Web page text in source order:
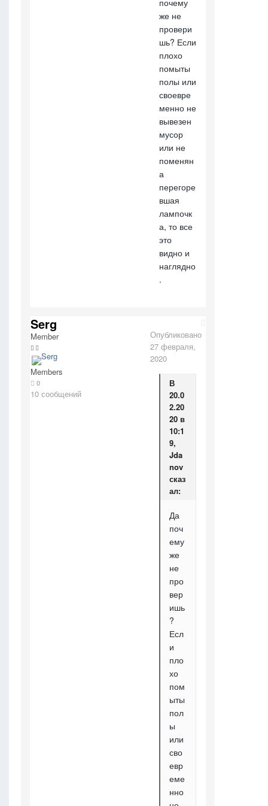
почему
же не
провери
шь? Если
плохо
помыты
полы или
своевре
менно не
вывезен
мусор
или не
поменян
а
перегоре
вшая
лампочк
а, то все
это
видно и
наглядно
.
Serg
Member
Members
0
10 сообщений
Опубликовано
27 февраля,
2020
В
20.0
2.20
20 в
10:1
9,
Jda
nov
сказ
ал:
Да
поч
ему
же
не
про
вер
ишь
?
Есл
и
пло
хо
пом
ыты
пол
ы
или
сво
евр
еме
нно